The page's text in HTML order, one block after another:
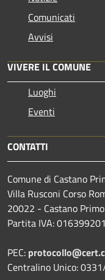
Comunicati
Avvisi
VIVERE IL COMUNE
Luoghi
Eventi
CONTATTI
Comune di Castano
Villa Rusconi Corso
20022 - Castano
Partita IVA:
PEC:
Centralino Unico: